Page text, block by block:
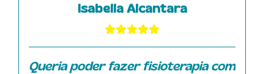
técnico. Sua dedicação e paciência
em esclarecer as dúvidas dos
tutores fazem toda a diferença no
atendimento.
Isabella Alcantara
Queria poder fazer fisioterapia com